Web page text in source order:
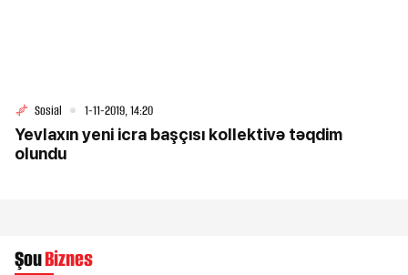
Sosial 1-11-2019, 14:20
Yevlaxın yeni icra başçısı kollektivə təqdim
olundu
ŞouBiznes